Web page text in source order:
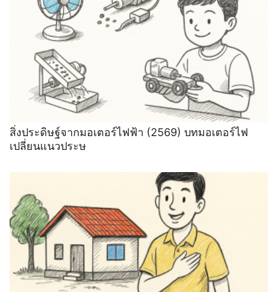
สิ่งประดิษฐ์จากมอเตอร์ไฟฟ้า (2569) บทมอเตอร์ไฟ
เปลี่ยนแนวประษ